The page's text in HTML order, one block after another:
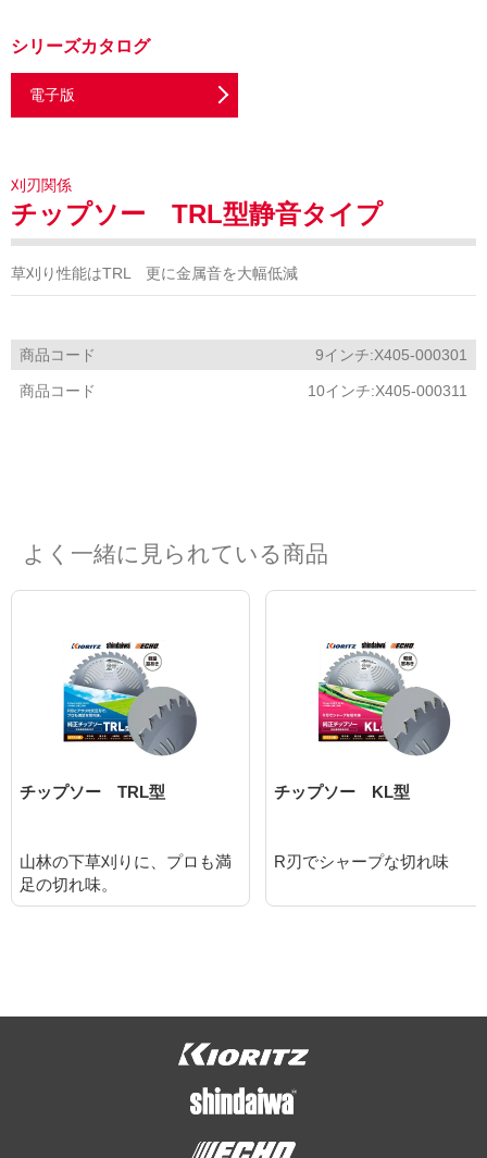
シリーズカタログ
電子版
刈刃関係
チップソー TRL型静音タイプ
草刈り性能はTRL 更に金属音を大幅低減
商品コード 9インチ:X405-000301
商品コード 10インチ:X405-000311
よく一緒に見られている商品
チップソー TRL型
山林の下草刈りに、プロも満
足の切れ味。
チップソー KL型
R刃でシャープな切れ味